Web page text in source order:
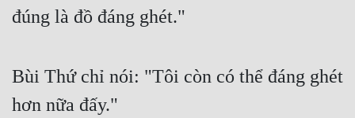
đúng là đồ đáng ghét."
Bùi Thứ chỉ nói: "Tôi còn có thể đáng ghét
hơn nữa đấy."